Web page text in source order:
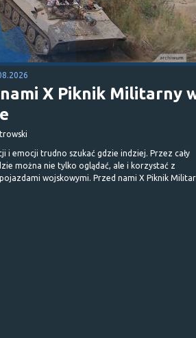
X Piknik Militarny
i emocji trudno szukać gdzie indziej. Przez cały
można nie tylko oglądać, ale i korzystać z
wojskowymi. Przed nami X Piknik